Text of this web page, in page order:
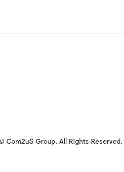
Com2uS Group. All Rights Reserved.